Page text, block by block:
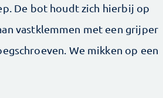
De bot houdt zich hierbij op
vastklemmen met een grijper
We ­mikken op een